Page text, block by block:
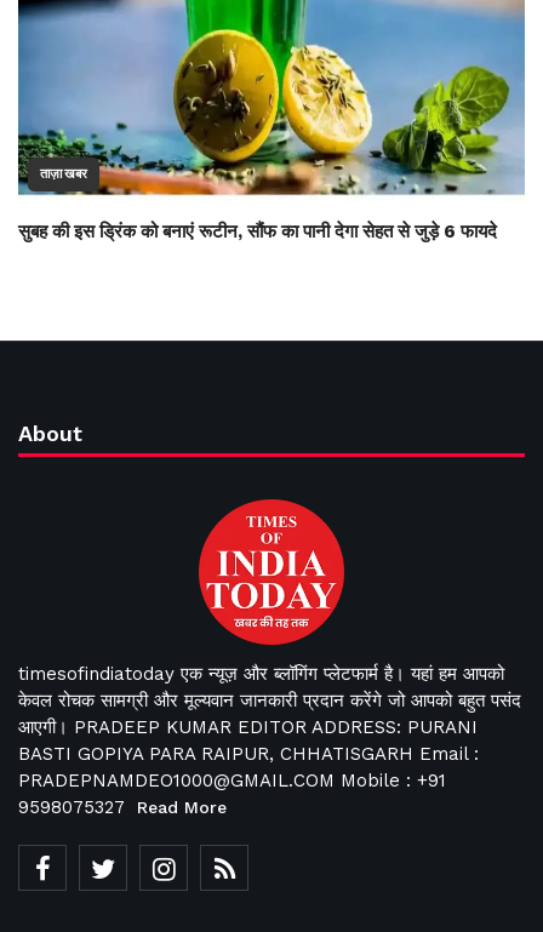
ताज़ा खबर
सुबह की इस ड्रिंक को बनाएं रूटीन, सौंफ का पानी देगा सेहत से जुड़े 6 फायदे
About
timesofindiatoday एक न्यूज़ और ब्लॉगिंग प्लेटफार्म है। यहां हम आपको
केवल रोचक सामग्री और मूल्यवान जानकारी प्रदान करेंगे जो आपको बहुत पसंद
आएगी। PRADEEP KUMAR EDITOR ADDRESS: PURANI
BASTI GOPIYA PARA RAIPUR, CHHATISGARH Email :
PRADEPNAMDEO1000@GMAIL.COM Mobile : +91
9598075327
Read More